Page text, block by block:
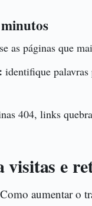
as páginas que
identifique
404, links
visitas e
aumentar o